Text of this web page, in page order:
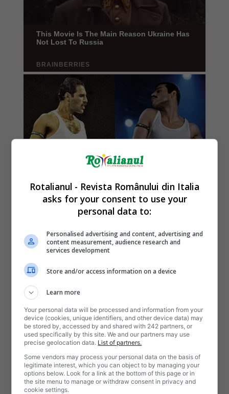
Rotalianul - Revista Românului din Italia
asks for your consent to use your
personal data to:
Personalised advertising and content, advertising and
content measurement, audience research and
services development
Store and/or access information on a device
Learn more
Your personal data will be processed and information from your
device (cookies, unique identifiers, and other device data) may
be stored by, accessed by and shared with 242 partners, or
used specifically by this site. We and our partners may use
precise geolocation data. List of partners.
Some vendors may process your personal data on the basis of
legitimate interest, which you can object to by managing your
options below. Look for a link at the bottom of this page or in
the site menu to manage or withdraw consent in privacy and
cookie settings.